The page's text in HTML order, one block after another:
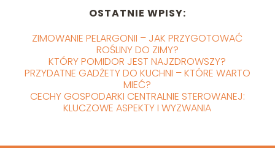
OSTATNIE WPISY:
ZIMOWANIE PELARGONII – JAK PRZYGOTOWAĆ
ROŚLINY DO ZIMY?
KTÓRY POMIDOR JEST NAJZDROWSZY?
PRZYDATNE GADŻETY DO KUCHNI – KTÓRE WARTO
MIEĆ?
CECHY GOSPODARKI CENTRALNIE STEROWANEJ:
KLUCZOWE ASPEKTY I WYZWANIA